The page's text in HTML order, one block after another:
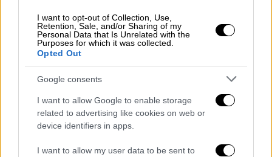
I want to opt-out of Collection, Use,
Retention, Sale, and/or Sharing of my
Personal Data that Is Unrelated with the
Purposes for which it was collected.
Opted Out
Google consents
I want to allow Google to enable storage
related to advertising like cookies on web or
device identifiers in apps.
I want to allow my user data to be sent to
Παιδεία|10.10.2024 15:55
Τα μέτρα για αύξηση εισακτέων στις
στρατιωτικές σχολές: Αυξάνονται οι
αποδοχές , τι αλλάζει στην εισαγωγή
Όλα τα μέτρα